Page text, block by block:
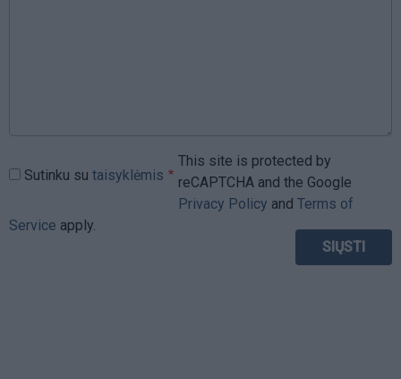
Sutinku su taisyklėmis
This site is protected by
reCAPTCHA and the Google
Privacy Policy and Terms of
Service apply.